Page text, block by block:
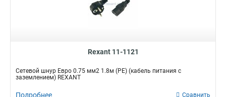
Rexant 11-1121
Сетевой шнур Евро 0.75 мм2 1.8м (PE) (кабель питания с
заземлением) REXANT
Подробнее Сравнить